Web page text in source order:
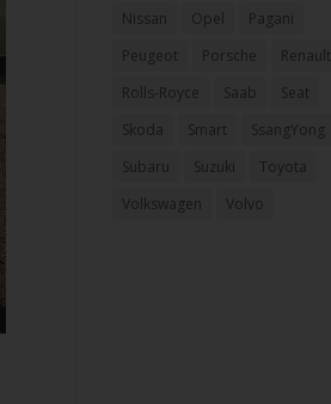
Nissan
Opel
Pagani
Peugeot
Porsche
Renault
Rolls-Royce
Saab
Seat
Skoda
Smart
SsangYong
Subaru
Suzuki
Toyota
Volkswagen
Volvo